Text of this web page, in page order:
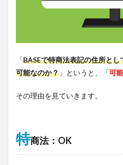
「BASEで特商法表記の住所と
可能なのか？ 」というと、「可能
その理由を見ていきます。
特商法：OK